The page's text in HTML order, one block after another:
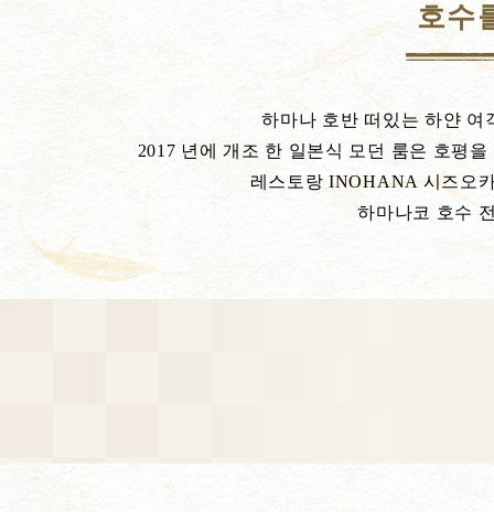
호수
하마나 호반 떠있는 하얀 여
2017 년에 개조 한 일본식 모던 룸은 호평
레스토랑 INOHANA 시즈오
하마나코 호수